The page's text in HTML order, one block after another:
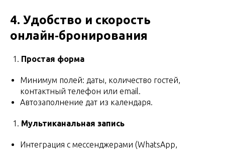
4. Удобство и скорость
онлайн‑бронирования
Простая форма
Минимум полей: даты, количество гостей,
контактный телефон или email.
Автозаполнение дат из календаря.
Мультиканальная запись
Интеграция с мессенджерами (WhatsApp,